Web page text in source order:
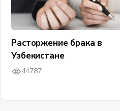
Расторжение брака в
Узбекистане
44787